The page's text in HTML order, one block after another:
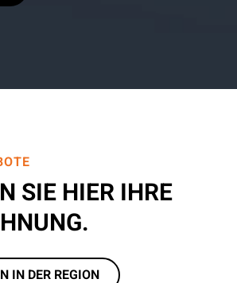
SIE HIER IHRE
IN DER REGION